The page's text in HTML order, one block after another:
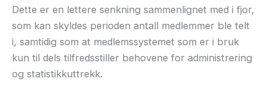
Dette er en lettere senkning sammenlignet med i fjor,
som kan skyldes perioden antall medlemmer ble telt
i, samtidig som at medlemssystemet som er i bruk
kun til dels tilfredsstiller behovene for administrering
og statistikkuttrekk.